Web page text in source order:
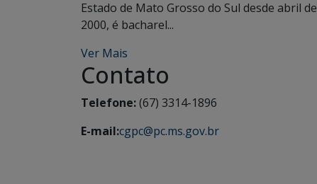
Estado de Mato Grosso do Sul desde abril de
2000, é bacharel...
Ver Mais
Contato
Telefone:(67) 3314-1896
E-mail:cgpc@pc.ms.gov.br